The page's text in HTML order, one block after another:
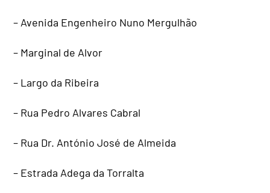
– Avenida Engenheiro Nuno Mergulhão
– Marginal de Alvor
– Largo da Ribeira
– Rua Pedro Alvares Cabral
– Rua Dr. António José de Almeida
– Estrada Adega da Torralta